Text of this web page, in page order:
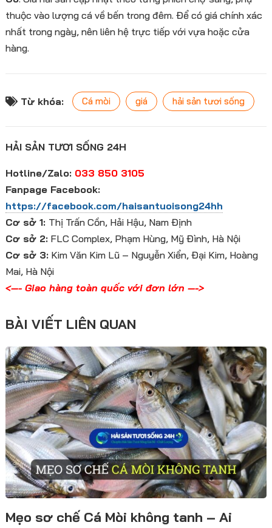
thuộc vào lượng cá về bến trong đêm. Để có giá chính xác
nhất trong ngày, nên liên hệ trực tiếp với vựa hoặc cửa
hàng.
Từ khóa: Cá mòi giá hải sản tươi sống
HẢI SẢN TƯƠI SỐNG 24H
Hotline/Zalo: 033 850 3105
Fanpage Facebook:
https://facebook.com/haisantuoisong24hh
Cơ sở 1: Thị Trấn Cồn, Hải Hậu, Nam Định
Cơ sở 2:FLC Complex, Phạm Hùng, Mỹ Đình, Hà Nội
Cơ sở 3:Kim Văn Kim Lũ – Nguyễn Xiển, Đại Kim, Hoàng
Mai, Hà Nội
<—- Giao hàng toàn quốc với đơn lớn —->
BÀI VIẾT LIÊN QUAN
Mẹo sơ chế Cá Mòi không tanh – Ai